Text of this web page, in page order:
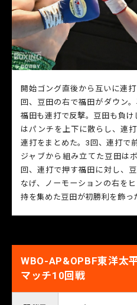
開始ゴング直後から互いに連
回、豆田の右で福田がダウン
福田も連打で反撃。豆田も負
はパンチを上下に散らし、連
連打をまとめた。3回、連打で
ジャブから組み立てた豆田は
回、連打で押す福田に対し、
なげ、ノーモーションの右を
持を集めた豆田が初勝利を飾っ
WBO-AP&OPBF東洋太
マッチ10回戦